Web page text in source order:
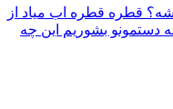
قطره قطره اب میاد از
بشوریم این چه